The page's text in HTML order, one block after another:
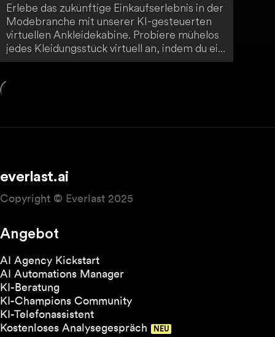
Erlebe das zukünftige Einkaufserlebnis in der
Modebranche mit unserer KI-gesteuerten
virtuellen Ankleidekabine. Probiere mühelos
jedes Kleidungsstück virtuell an, indem du ein
Foto vor einem einfarbigen Hintergrund
everlast.ai
Copyright © Everlast 2025
Angebot
AI Agency Kickstart
AI Automations Manager
KI-Beratung
KI-Champions Community
KI-Telefonassistent
Kostenloses Analysegespräch